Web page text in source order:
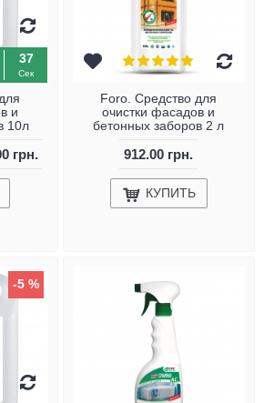
36
Сек
и
10л
грн.
Foro. Средство для
очистки фасадов и
бетонных заборов 2 л
912.00 грн.
КУПИТЬ
-5 %